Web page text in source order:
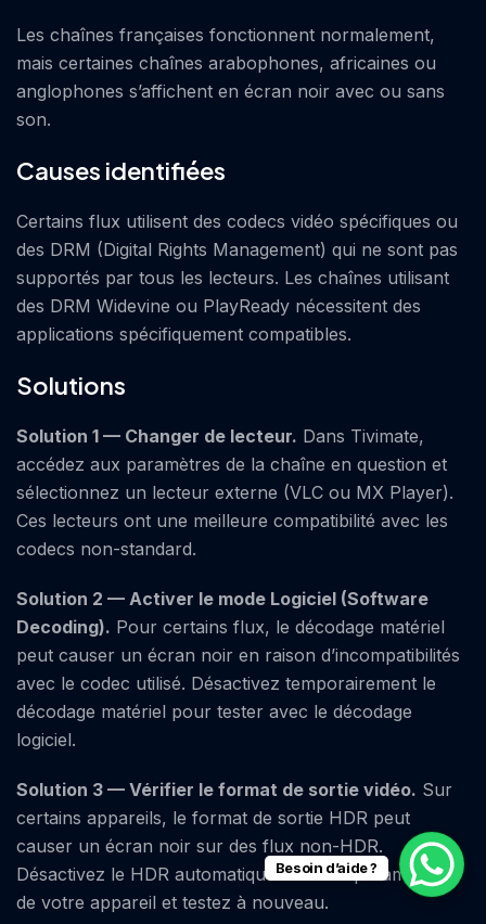
Les chaînes françaises fonctionnent normalement,
mais certaines chaînes arabophones, africaines ou
anglophones s’affichent en écran noir avec ou sans
son.
Causes identifiées
Certains flux utilisent des codecs vidéo spécifiques ou
des DRM (Digital Rights Management) qui ne sont pas
supportés par tous les lecteurs. Les chaînes utilisant
des DRM Widevine ou PlayReady nécessitent des
applications spécifiquement compatibles.
Solutions
Solution 1 — Changer de lecteur. Dans Tivimate,
accédez aux paramètres de la chaîne en question et
sélectionnez un lecteur externe (VLC ou MX Player).
Ces lecteurs ont une meilleure compatibilité avec les
codecs non-standard.
Solution 2 — Activer le mode Logiciel (Software
Decoding). Pour certains flux, le décodage matériel
peut causer un écran noir en raison d’incompatibilités
avec le codec utilisé. Désactivez temporairement le
décodage matériel pour tester avec le décodage
logiciel.
Solution 3 — Vérifier le format de sortie vidéo. Sur
certains appareils, le format de sortie HDR peut
causer un écran noir sur des flux non-HDR.
Désactivez le HDR automatique dans les paramètres
de votre appareil et testez à nouveau.
Besoin d’aide ?